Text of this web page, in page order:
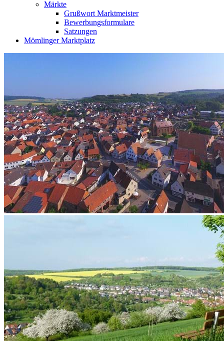
Märkte
Grußwort Marktmeister
Bewerbungsformulare
Satzungen
Mömlinger Marktplatz